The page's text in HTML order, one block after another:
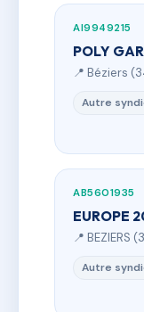
AI9949215
POLY
📍 Béziers
Autre
AB5601935
EUROPE
📍 BEZIERS
Autre